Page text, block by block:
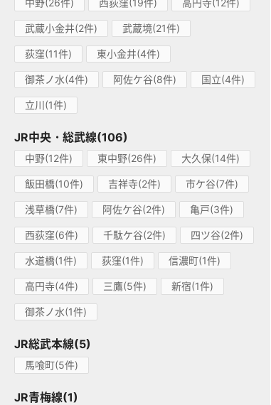
武蔵小金井(2件) 武蔵境(21件)
荻窪(11件) 東小金井(4件)
御茶ノ水(4件) 阿佐ケ谷(8件) 国立(4件)
立川(1件)
JR中央・総武線(106)
中野(12件) 東中野(26件) 大久保(14件)
飯田橋(10件) 吉祥寺(2件) 市ケ谷(7件)
浅草橋(7件) 阿佐ケ谷(2件) 亀戸(3件)
西荻窪(6件) 千駄ケ谷(2件) 四ツ谷(2件)
水道橋(1件) 荻窪(1件) 信濃町(1件)
高円寺(4件) 三鷹(5件) 新宿(1件)
御茶ノ水(1件)
JR総武本線(5)
馬喰町(5件)
JR青梅線(1)